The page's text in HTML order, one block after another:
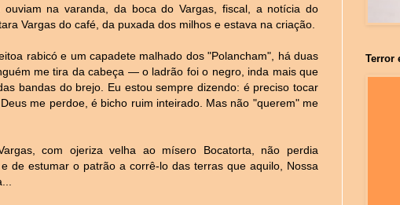
na varanda, da boca do Vargas, fiscal, a notícia do
Vargas do café, da puxada dos milhos e estava na criação.
rabicó e um capadete malhado dos "Polancham", há duas
me tira da cabeça — o ladrão foi o negro, inda mais que
bandas do brejo. Eu estou sempre dizendo: é preciso tocar
me perdoe, é bicho ruim inteirado. Mas não "querem" me
com ojeriza velha ao mísero Bocatorta, não perdia
de estumar o patrão a corrê-lo das terras que aquilo, Nossa
Terror